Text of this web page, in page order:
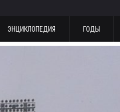
ЭНЦИКЛОПЕДИЯ ГОДЫ